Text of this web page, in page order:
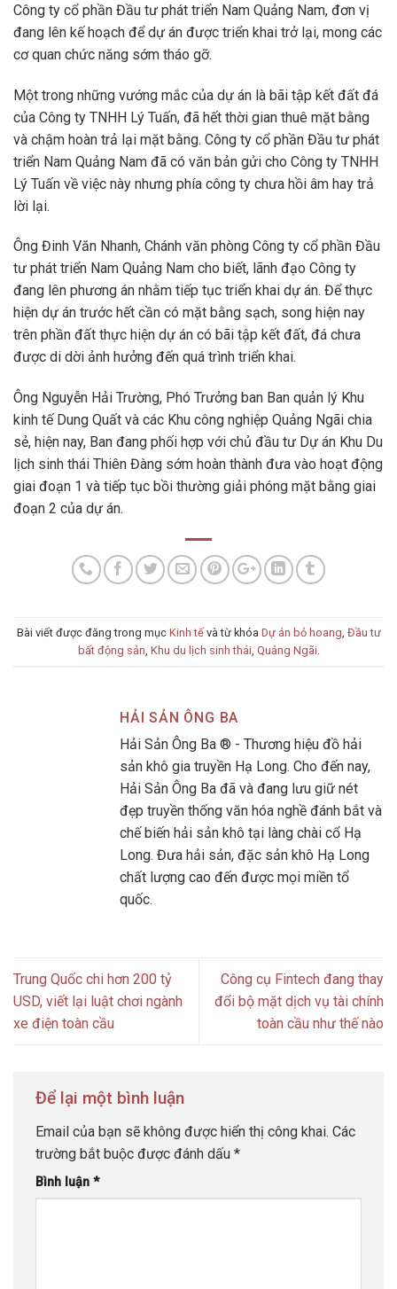
Công ty cổ phần Đầu tư phát triển Nam Quảng Nam, đơn vị
đang lên kế hoạch để dự án được triển khai trở lại, mong các
cơ quan chức năng sớm tháo gỡ.
Một trong những vướng mắc của dự án là bãi tập kết đất đá
của Công ty TNHH Lý Tuấn, đã hết thời gian thuê mặt bằng
và chậm hoàn trả lại mặt bằng. Công ty cổ phần Đầu tư phát
triển Nam Quảng Nam đã có văn bản gửi cho Công ty TNHH
Lý Tuấn về việc này nhưng phía công ty chưa hồi âm hay trả
lời lại.
Ông Đinh Văn Nhanh, Chánh văn phòng Công ty cổ phần Đầu
tư phát triển Nam Quảng Nam cho biết, lãnh đạo Công ty
đang lên phương án nhằm tiếp tục triển khai dự án. Để thực
hiện dự án trước hết cần có mặt bằng sạch, song hiện nay
trên phần đất thực hiện dự án có bãi tập kết đất, đá chưa
được di dời ảnh hưởng đến quá trình triển khai.
Ông Nguyễn Hải Trường, Phó Trưởng ban Ban quản lý Khu
kinh tế Dung Quất và các Khu công nghiệp Quảng Ngãi chia
sẻ, hiện nay, Ban đang phối hợp với chủ đầu tư Dự án Khu Du
lịch sinh thái Thiên Đàng sớm hoàn thành đưa vào hoạt động
giai đoạn 1 và tiếp tục bồi thường giải phóng mặt bằng giai
đoạn 2 của dự án.
Bài viết được đăng trong mục Kinh tếvà từ khóa Dự án bỏ hoang Đầu tư
bất động sản Khu du lịch sinh thái Quảng Ngãi
HẢI SẢN ÔNG BA
Hải Sản Ông Ba ® - Thương hiệu đồ hải
sản khô gia truyền Hạ Long. Cho đến nay,
Hải Sản Ông Ba đã và đang lưu giữ nét
đẹp truyền thống văn hóa nghề đánh bắt và
chế biến hải sản khô tại làng chài cổ Hạ
Long. Đưa hải sản, đặc sản khô Hạ Long
chất lượng cao đến được mọi miền tổ
quốc.
Trung Quốc chi hơn 200 tỷ
USD, viết lại luật chơi ngành
xe điện toàn cầu
Công cụ Fintech đang thay
đổi bộ mặt dịch vụ tài chính
toàn cầu như thế nào
Để lại một bình luận
Email của bạn sẽ không được hiển thị công khai. Các
trường bắt buộc được đánh dấu *
Bình luận *